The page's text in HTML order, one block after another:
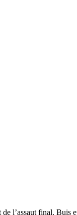
l’assaut final. Buis